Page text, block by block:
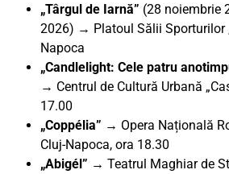
„Târgul de Iarnă” (28 noiembrie
2026) → Platoul Sălii Sporturilor
Napoca
„Candlelight: Cele patru
→ Centrul de Cultură Urbană
17.00
„Coppélia” → Opera Națională
Cluj-Napoca, ora 18.30
„Abigél” → Teatrul Maghiar de